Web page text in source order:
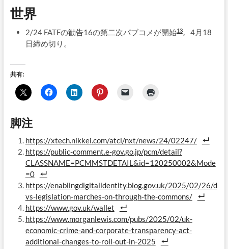
世界
2/24 FATFの勧告16の第二次パブコメが開始13。4月18
日締め切り。
共有:
脚注
https://xtech.nikkei.com/atcl/nxt/news/24/02247/
https://public-comment.e-gov.go.jp/pcm/detail?
CLASSNAME=PCMMSTDETAIL&id=120250002&Mode
=0
https://enablingdigitalidentity.blog.gov.uk/2025/02/26/d
vs-legislation-marches-on-through-the-commons/
https://www.gov.uk/wallet
https://www.morganlewis.com/pubs/2025/02/uk-
economic-crime-and-corporate-transparency-act-
additional-changes-to-roll-out-in-2025